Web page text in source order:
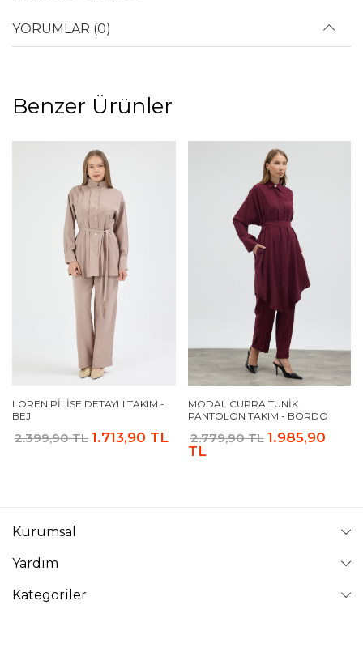
YORUMLAR (0)
Benzer Ürünler
LOREN PILISE DETAYLI TAKIM -
BEJ
2.399,90 TL 1.713,90 TL
MODAL CUPRA TUNIK
PANTOLON TAKIM - BORDO
2.779,90 TL 1.985,90
TL
Kurumsal
Yardım
Kategoriler